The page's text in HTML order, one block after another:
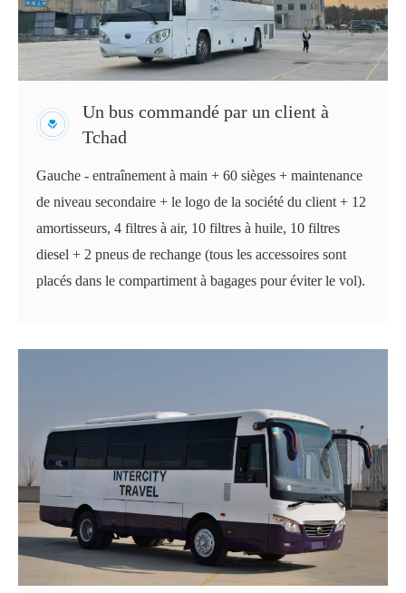
Un bus commandé par un client à
Tchad
Gauche - entraînement à main + 60 sièges + maintenance
de niveau secondaire + le logo de la société du client + 12
amortisseurs, 4 filtres à air, 10 filtres à huile, 10 filtres
diesel + 2 pneus de rechange (tous les accessoires sont
placés dans le compartiment à bagages pour éviter le vol).